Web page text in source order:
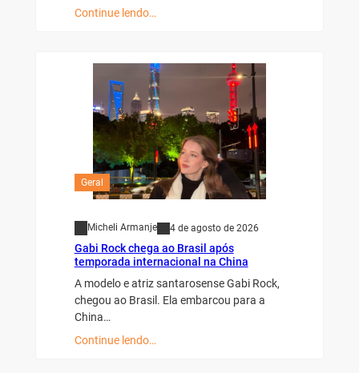
Continue lendo…
Geral
Micheli Armanje 4 de agosto de 2026
Gabi Rock chega ao Brasil após
temporada internacional na China
A modelo e atriz santarosense Gabi Rock,
chegou ao Brasil. Ela embarcou para a
China…
Continue lendo…